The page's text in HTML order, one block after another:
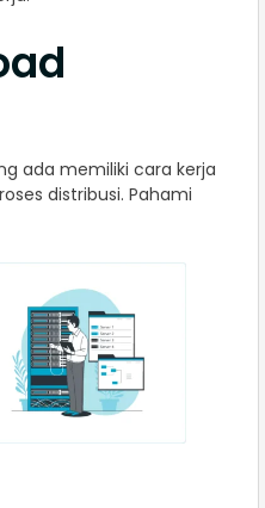
ada memiliki cara kerja
distribusi. Pahami